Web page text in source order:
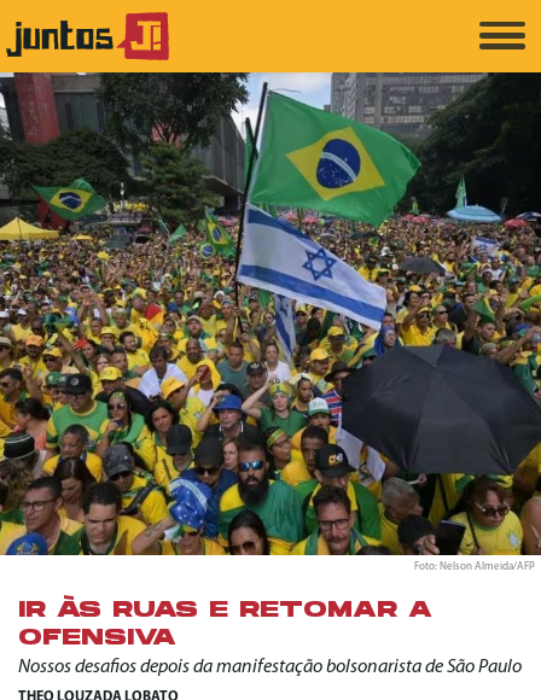
Foto: Nelson Almeida/AFP
IR ÀS RUAS E RETOMAR A
OFENSIVA
Nossos desafios depois da manifestação bolsonarista de São Paulo